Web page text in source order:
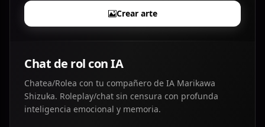
Crear arte
Chat de rol con IA
Chatea/Rolea con tu compañero de IA Marikawa
Shizuka. Roleplay/chat sin censura con profunda
inteligencia emocional y memoria.